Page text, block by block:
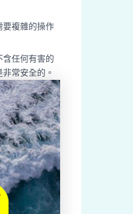
要複雜的操作
任何有害的
常安全的。